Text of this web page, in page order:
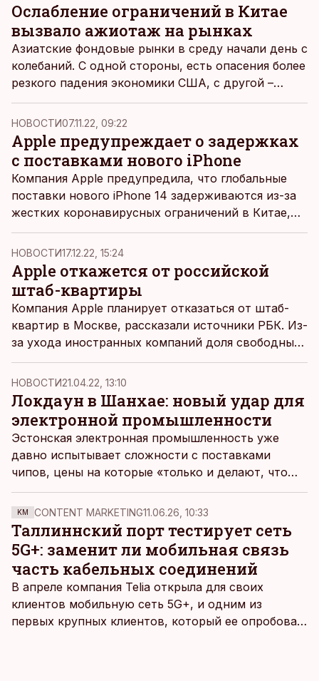
Ослабление ограничений в Китае
вызвало ажиотаж на рынках
Азиатские фондовые рынки в среду начали день с
колебаний. С одной стороны, есть опасения более
резкого падения экономики США, с другой –
Китай решил ослабить коронавирусные
ограничения, пишет
НОВОСТИ07.11.22, 09:22
Apple предупреждает о задержках
с поставками нового iPhone
Компания Apple предупредила, что глобальные
поставки нового iPhone 14 задерживаются из-за
жестких коронавирусных ограничений в Китае,
сообщает Bloomberg.
НОВОСТИ17.12.22, 15:24
Apple откажется от российской
штаб-квартиры
Компания Apple планирует отказаться от штаб-
квартир в Москве, рассказали источники РБК. Из-
за ухода иностранных компаний доля свободных
помещений в наиболее дорогих бизнес-центрах
выросла с 3,9 до 23,9%.
НОВОСТИ21.04.22, 13:10
Локдаун в Шанхае: новый удар для
электронной промышленности
Эстонская электронная промышленность уже
давно испытывает сложности с поставками
чипов, цены на которые «только и делают, что
растут». Очередным ударом стало закрытие
заводов в Шанхае.
KM CONTENT MARKETING11.06.26, 10:33
Таллиннский порт тестирует сеть
5G+: заменит ли мобильная связь
часть кабельных соединений
В апреле компания Telia открыла для своих
клиентов мобильную сеть 5G+, и одним из
первых крупных клиентов, который ее опробовал,